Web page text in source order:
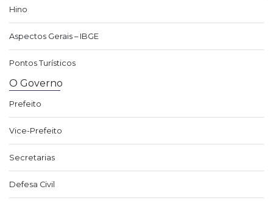
Hino
Aspectos Gerais – IBGE
Pontos Turísticos
O Governo
Prefeito
Vice-Prefeito
Secretarias
Defesa Civil